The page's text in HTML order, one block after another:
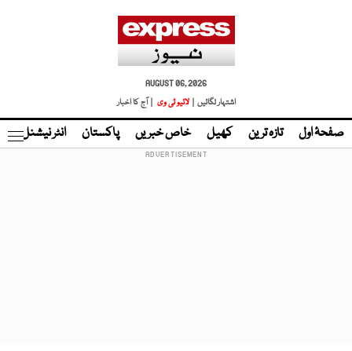
AUGUST 06, 2026
اشتہار لگائیں |
لائیو ٹی وی | آج کا اخبار
صفحۂ اول تازہ ترین کھیل خاص خبریں پاکستان انٹر نیشنل